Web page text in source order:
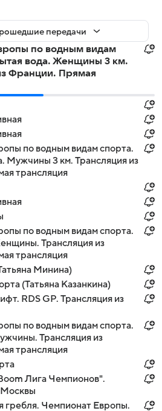
передачи
по водным видам
вода. Женщины 3 км.
Франции. Прямая
по водным видам спорта.
Мужчины 3 км. Трансляция из
трансляция
по водным видам спорта.
Трансляция из
трансляция
Минина)
(Татьяна Казанкина)
RDS GP. Трансляция из
по водным видам спорта.
Трансляция из
трансляция
Лига Чемпионов".
Москвы
гребля. Чемпионат Европы.